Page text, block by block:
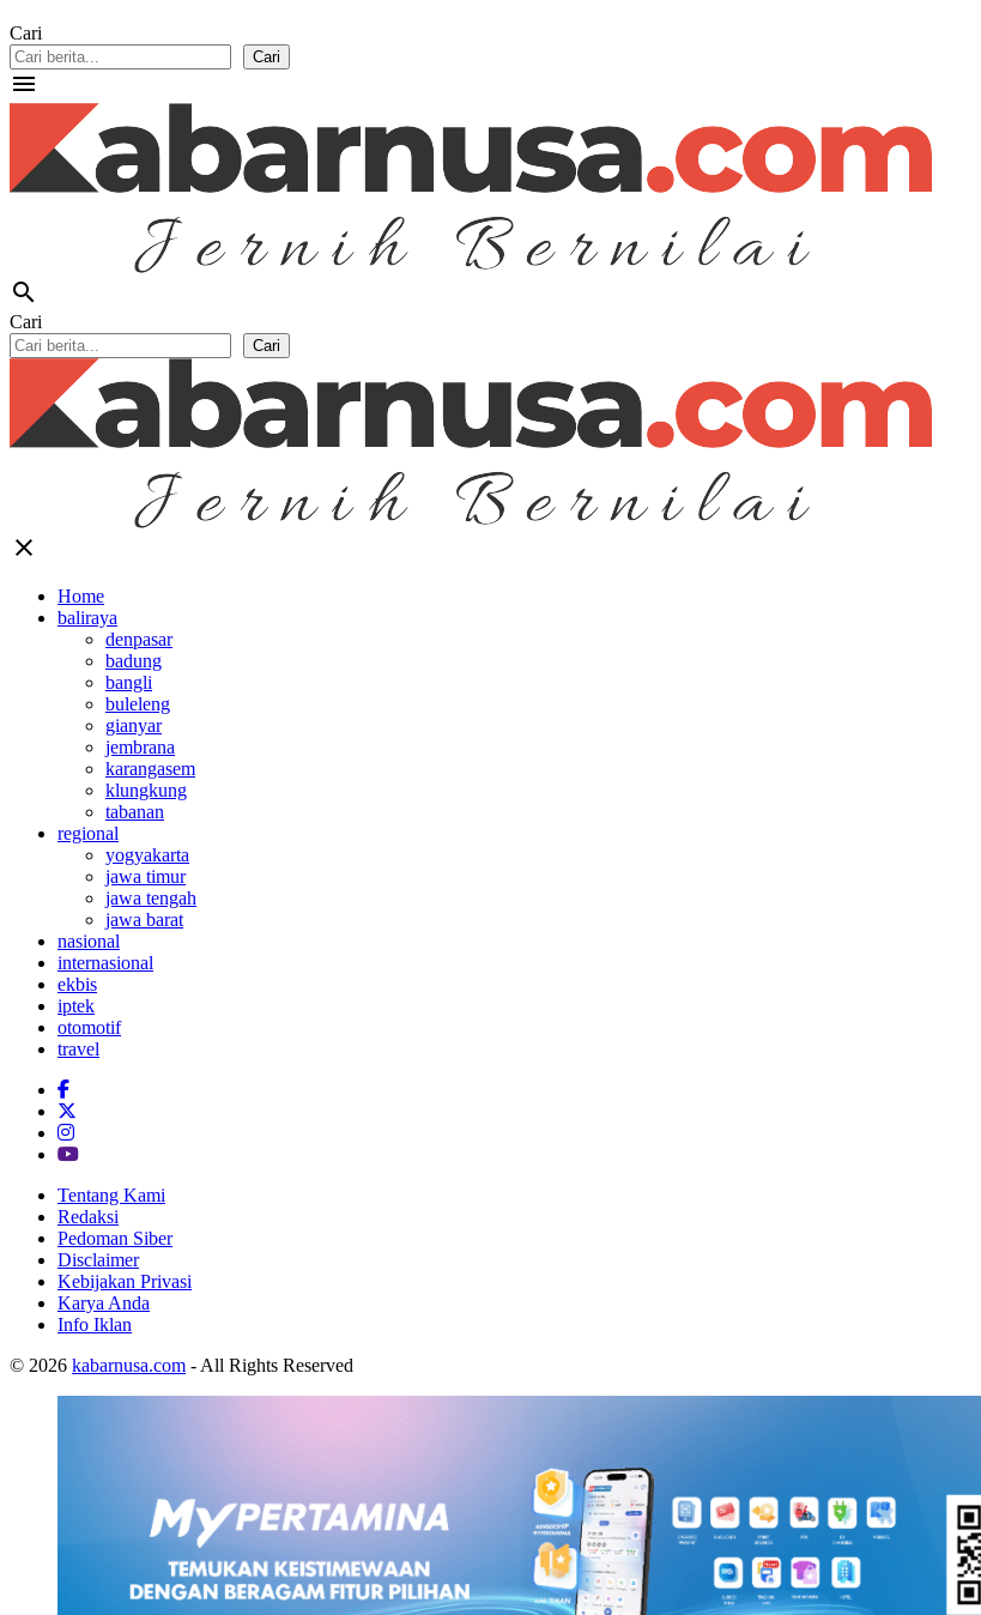
Cari
Cari
menu
search
Cari
Cari
close
Home
baliraya
denpasar
badung
bangli
buleleng
gianyar
jembrana
karangasem
klungkung
tabanan
regional
yogyakarta
jawa timur
jawa tengah
jawa barat
nasional
internasional
ekbis
iptek
otomotif
travel
Tentang Kami
Redaksi
Pedoman Siber
Disclaimer
Kebijakan Privasi
Karya Anda
Info Iklan
© 2026 kabarnusa.com - All Rights Reserved